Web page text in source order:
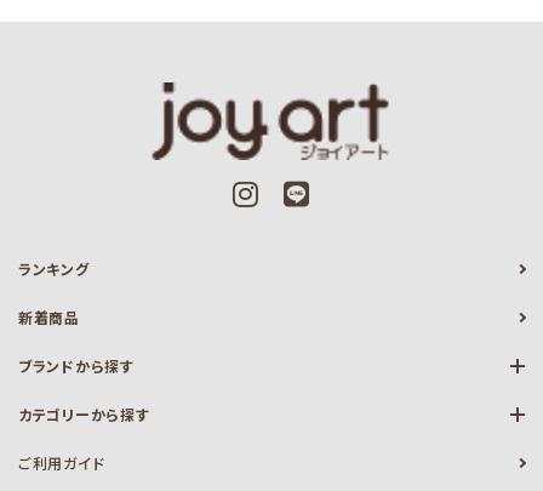
ランキング
新着商品
ブランドから探す
カテゴリーから探す
ご利用ガイド